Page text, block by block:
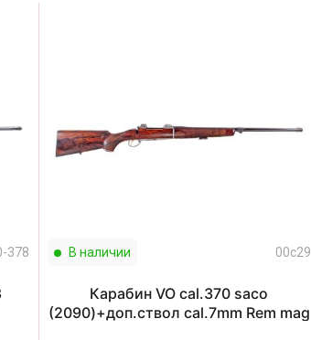
378 В наличии 00c29
Карабин VO cal.370 saco
(2090)+доп.ствол cal.7mm Rem mag